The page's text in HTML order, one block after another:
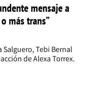
mensaje a
más trans”
Tebi Bernal
de Alexa Torrex.